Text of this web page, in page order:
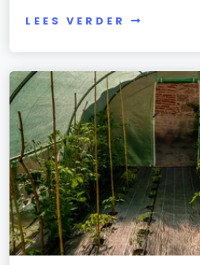
LEES VERDER